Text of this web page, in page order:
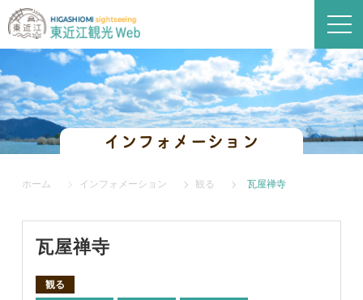
インフォメーション
ホーム インフォメーション 観る 瓦屋禅寺
瓦屋禅寺
観る